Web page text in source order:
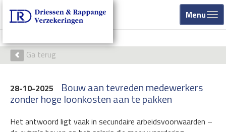
Menu
Ga terug
28-10-2025 Bouw aan tevreden medewerkers
zonder hoge loonkosten aan te pakken
Het antwoord ligt vaak in secundaire arbeidsvoorwaarden –